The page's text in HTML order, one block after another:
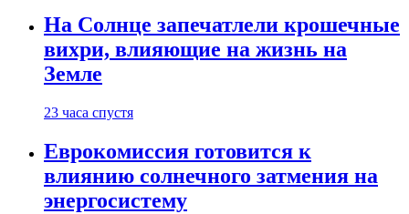
На Солнце запечатлели крошечные
вихри, влияющие на жизнь на
Земле
23 часа спустя
Еврокомиссия готовится к
влиянию солнечного затмения на
энергосистему